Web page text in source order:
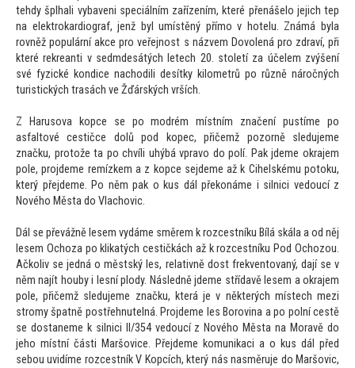
tehdy šplhali vybaveni speciálním zařízením, které přenášelo jejich tep
na elektrokardiograf, jenž byl umístěný přímo v hotelu. Známá byla
rovněž populární akce pro veřejnost s názvem Dovolená pro zdraví, při
které rekreanti v sedmdesátých letech 20. století za účelem zvýšení
své fyzické kondice nachodili desítky kilometrů po různě náročných
turistických trasách ve Žďárských vrších.
Z Harusova kopce se po modrém místním značení pustíme po
asfaltové cestičce dolů pod kopec, přičemž pozorně sledujeme
značku, protože ta po chvíli uhýbá vpravo do polí. Pak jdeme okrajem
pole, projdeme remízkem a z kopce sejdeme až k Cihelskému potoku,
který přejdeme. Po něm pak o kus dál překonáme i silnici vedoucí z
Nového Města do Vlachovic.
Dál se převážně lesem vydáme směrem k rozcestníku Bílá skála a od něj
lesem Ochoza po klikatých cestičkách až k rozcestníku Pod Ochozou.
Ačkoliv se jedná o městský les, relativně dost frekventovaný, dají se v
něm najít houby i lesní plody. Následně jdeme střídavě lesem a okrajem
pole, přičemž sledujeme značku, která je v některých místech mezi
stromy špatně postřehnutelná. Projdeme les Borovina a po polní cestě
se dostaneme k silnici II/354 vedoucí z Nového Města na Moravě do
jeho místní části Maršovice. Přejdeme komunikaci a o kus dál před
sebou uvidíme rozcestník V Kopcích, který nás nasměruje do Maršovic,